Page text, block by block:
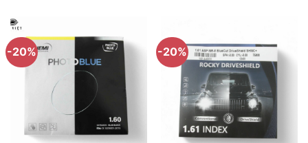
-20% -20%